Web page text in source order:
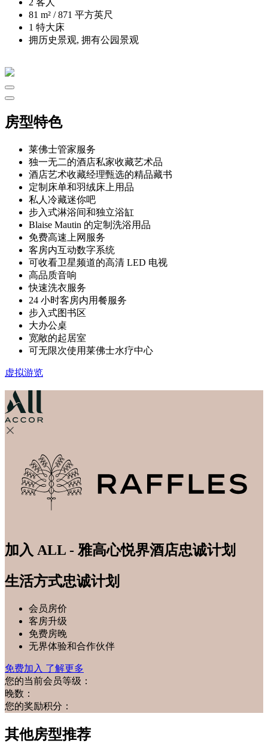
2 客人
81 m² /871 平方英尺
1 特大床
拥历史景观, 拥有公园景观
房型特色
莱佛士管家服务
独一无二的酒店私家收藏艺术品
酒店艺术收藏经理甄选的精品藏书
定制床单和羽绒床上用品
私人冷藏迷你吧
步入式淋浴间和独立浴缸
Blaise Mautin 的定制洗浴用品
免费高速上网服务
客房内互动数字系统
可收看卫星频道的高清 LED 电视
高品质音响
快速洗衣服务
24 小时客房内用餐服务
步入式图书区
大办公桌
宽敞的起居室
可无限次使用莱佛士水疗中心
虚拟游览
加入 ALL - 雅高心悦界酒店忠诚计划
生活方式忠诚计划
会员房价
客房升级
免费房晚
无界体验和合作伙伴
免费加入 了解更多
您的当前会员等级：
晚数：
您的奖励积分：
其他房型推荐